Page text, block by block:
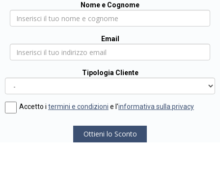
Nome e Cognome
Email
Tipologia Cliente
Accetto i termini e condizioni e l'informativa sulla privacy
Ottieni lo Sconto